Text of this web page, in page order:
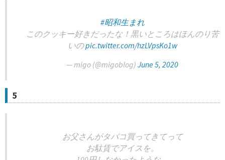
#昭和生まれ
このクッキー好きだったな！黒いところはほんのり苦
いのpic.twitter.com/hzLVpsKo1w
— migo (@migoblog) June 5, 2020
5
お父さんがタバコ買ってきてって
お駄賃でアイスを。